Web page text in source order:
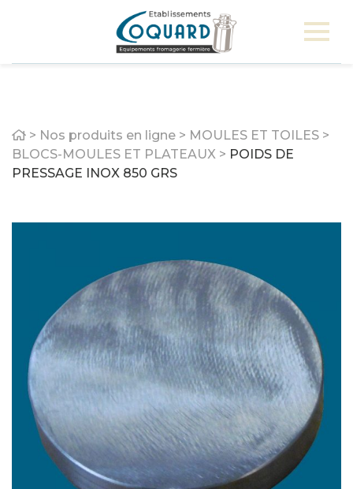
Home
> Nos produits en ligne > MOULES ET TOILES >
BLOCS-MOULES ET PLATEAUX > POIDS DE
PRESSAGE INOX 850 GRS